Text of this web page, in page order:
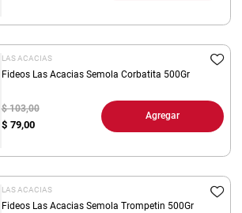
LAS ACACIAS
Fideos Las Acacias Semola Corbatita 500Gr
$ 79,00
$ 103,00
Agregar
LAS ACACIAS
Fideos Las Acacias Semola Trompetin 500Gr